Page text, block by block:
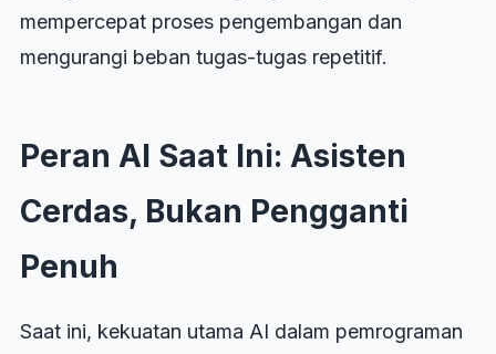
mempercepat proses pengembangan dan
mengurangi beban tugas-tugas repetitif.
Peran AI Saat Ini: Asisten
Cerdas, Bukan Pengganti
Penuh
Saat ini, kekuatan utama AI dalam pemrograman